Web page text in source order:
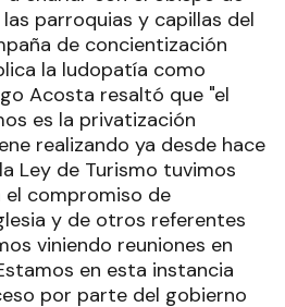
parroquias y capillas del
de concientización
la ludopatía como
Acosta resaltó que "el
es la privatización
realizando ya desde hace
Ley de Turismo tuvimos
el compromiso de
y de otros referentes
viniendo reuniones en
en esta instancia
por parte del gobierno